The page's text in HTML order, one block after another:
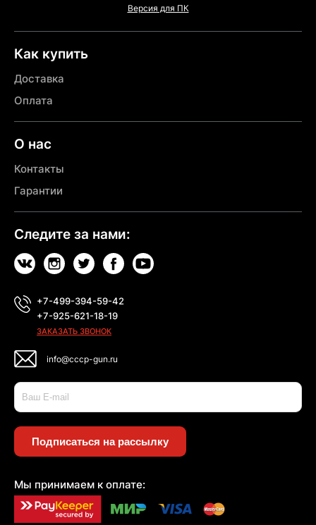
Версия для ПК
Как купить
Доставка
Оплата
О нас
Контакты
Гарантии
Следите за нами:
+7-499-394-59-42
+7-925-621-18-19
ЗАКАЗАТЬ ЗВОНОК
info@cccp-gun.ru
Подписаться на рассылку
Мы принимаем к оплате: